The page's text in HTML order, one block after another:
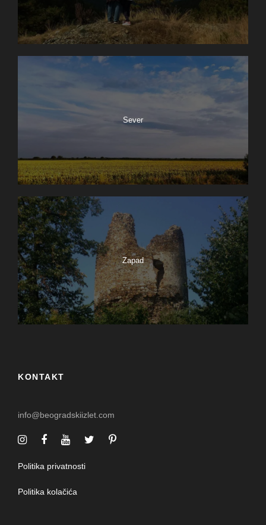
Sever
Zapad
KONTAKT
info@beogradskiizlet.com
Politika privatnosti
Politika kolačića